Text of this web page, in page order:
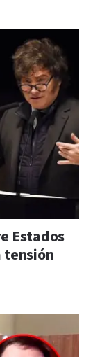
Estados
tensión